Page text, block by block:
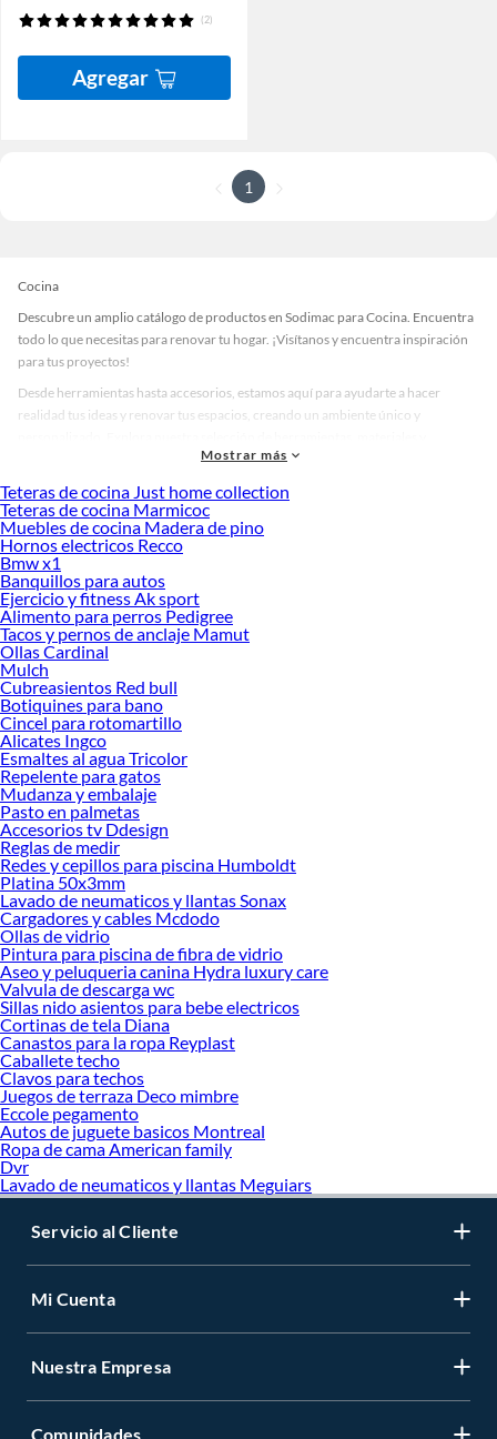
(2)
Agregar
1
Cocina
Descubre un amplio catálogo de productos en Sodimac para Cocina. Encuentra
todo lo que necesitas para renovar tu hogar. ¡Visítanos y encuentra inspiración
para tus proyectos!
Desde herramientas hasta accesorios, estamos aquí para ayudarte a hacer
realidad tus ideas y renovar tus espacios, creando un ambiente único y
accesorios de calidad que te ayudarán a crear un espacio más tú.
Desde remodelaciones hasta proyectos de decoración, estamos aquí para hacer
tus ideas realidad. ¡Visítanos y encuentra todo lo que tenemos para ofrecerte en
Cocina!
Explora la variedad de productos de Cocina en Sodimac
Herramientas, materiales y accesorios de calidad para tus proyectos y
renovación de espacios. ¡Visítanos y descubre todo lo que tenemos para
ofrecerte!
Encuentra una amplia variedad de productos de Cocina en Sodimac. Encuentra
todo lo necesario para tus proyectos de renovación y decoración. ¡Visítanos y
haz tus ideas realidad!
Mostrar más
Teteras de cocina Just home collection
Teteras de cocina Marmicoc
Muebles de cocina Madera de pino
Hornos electricos Recco
Bmw x1
Banquillos para autos
Ejercicio y fitness Ak sport
Alimento para perros Pedigree
Tacos y pernos de anclaje Mamut
Ollas Cardinal
Mulch
Cubreasientos Red bull
Botiquines para bano
Cincel para rotomartillo
Alicates Ingco
Esmaltes al agua Tricolor
Repelente para gatos
Mudanza y embalaje
Pasto en palmetas
Accesorios tv Ddesign
Reglas de medir
Redes y cepillos para piscina Humboldt
Platina 50x3mm
Lavado de neumaticos y llantas Sonax
Cargadores y cables Mcdodo
Ollas de vidrio
Pintura para piscina de fibra de vidrio
Aseo y peluqueria canina Hydra luxury care
Valvula de descarga wc
Sillas nido asientos para bebe electricos
Cortinas de tela Diana
Canastos para la ropa Reyplast
Caballete techo
Clavos para techos
Juegos de terraza Deco mimbre
Eccole pegamento
Autos de juguete basicos Montreal
Ropa de cama American family
Dvr
Lavado de neumaticos y llantas Meguiars
Servicio al Cliente
Mi Cuenta
Nuestra Empresa
Comunidades